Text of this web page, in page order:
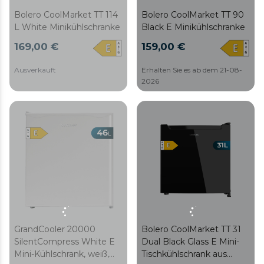
Bolero CoolMarket TT 114
L White Minikühlschranke
169,00 €
Ausverkauft
Bolero CoolMarket TT 90
Black E Minikühlschranke
159,00 €
Erhalten Sie es ab dem 21-08-
2026
GrandCooler 20000
SilentCompress White E
Mini-Kühlschrank, weiß,
Bolero CoolMarket TT 31
Dual Black Glass E Mini-
Tischkühlschrank aus